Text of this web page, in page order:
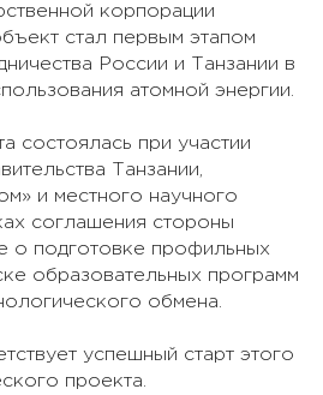
корпорации
стал первым этапом
России и Танзании в
атомной энергии.
состоялась при участии
Танзании,
и местного научного
соглашения стороны
о подготовке профильных
образовательных программ
обмена.
успешный старт этого
проекта.